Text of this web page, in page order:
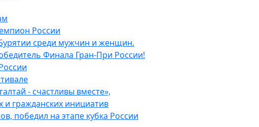
России
среди мужчин и женщин.
Финала Гран-При России!
- счастливы вместе»,
и гражданских инициатив
победил на этапе кубка России